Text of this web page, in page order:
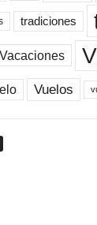
tradiciones
Vacaciones
Vuelos